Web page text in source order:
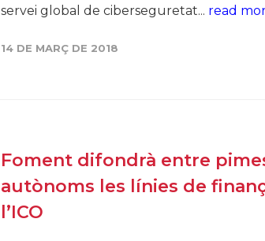
servei global de ciberseguretat... read
14 DE MARÇ DE 2018
Foment difondrà entre
autònoms les línies de
l’ICO